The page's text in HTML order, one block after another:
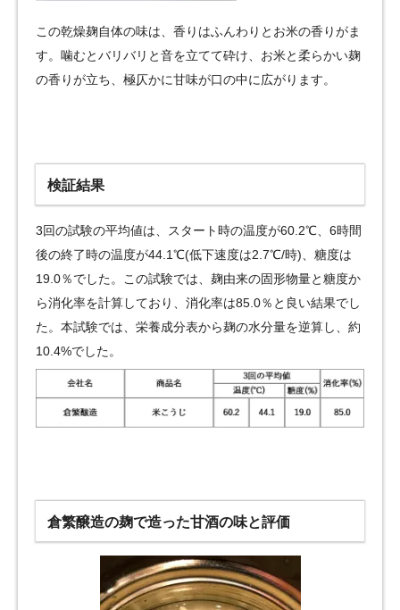
この乾燥麹自体の味は、香りはふんわりとお米の香りがま
す。噛むとバリバリと音を立てて砕け、お米と柔らかい麹
の香りが立ち、極仄かに甘味が口の中に広がります。
検証結果
3回の試験の平均値は、スタート時の温度が60.2℃、6時間
後の終了時の温度が44.1℃(低下速度は2.7℃/時)、糖度は
19.0％でした。この試験では、麹由来の固形物量と糖度か
ら消化率を計算しており、消化率は85.0％と良い結果でし
た。本試験では、栄養成分表から麹の水分量を逆算し、約
10.4%でした。
倉繁醸造の麹で造った甘酒の味と評価